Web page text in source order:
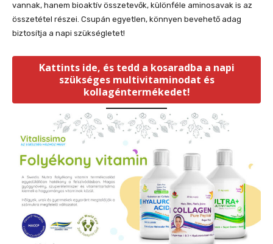
vannak, hanem bioaktív összetevők, különféle aminosavak is az
összetétel részei. Csupán egyetlen, könnyen bevehető adag
biztosítja a napi szükségletet!
Kattints ide, és tedd a kosaradba a napi
szükséges multivitaminodat és
kollagéntermékedet!